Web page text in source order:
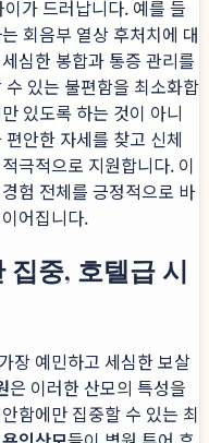
가 드러납니다. 예를 들
회음부 열상 후처치에 대
심한 봉합과 통증 관리를
있는 불편함을 최소화합
있도록 하는 것이 아니
안한 자세를 찾고 신체
극적으로 지원합니다. 이
험 전체를 긍정적으로 바
어집니다.
집중, 호텔급 시
장 예민하고 세심한 보살
은 이러한 산모의 특성을
함에만 집중할 수 있는 최